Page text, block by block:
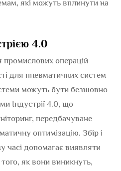
які можуть вплинути на
4.0
операцій
для пневматичних систем
можуть бути безшовно
Індустрії 4.0, що
передбачуване
оптимізацію. Збір і
часі допомагає виявляти
як вони виникнуть,